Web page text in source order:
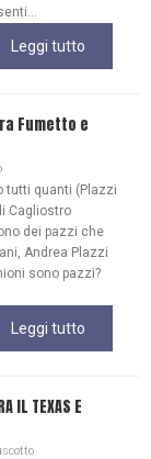
Leggi tutto
Fumetto e
tutti quanti (Plazzi
Cagliostro
dei pazzi che
Andrea Plazzi
sono pazzi?
Leggi tutto
IL TEXAS E